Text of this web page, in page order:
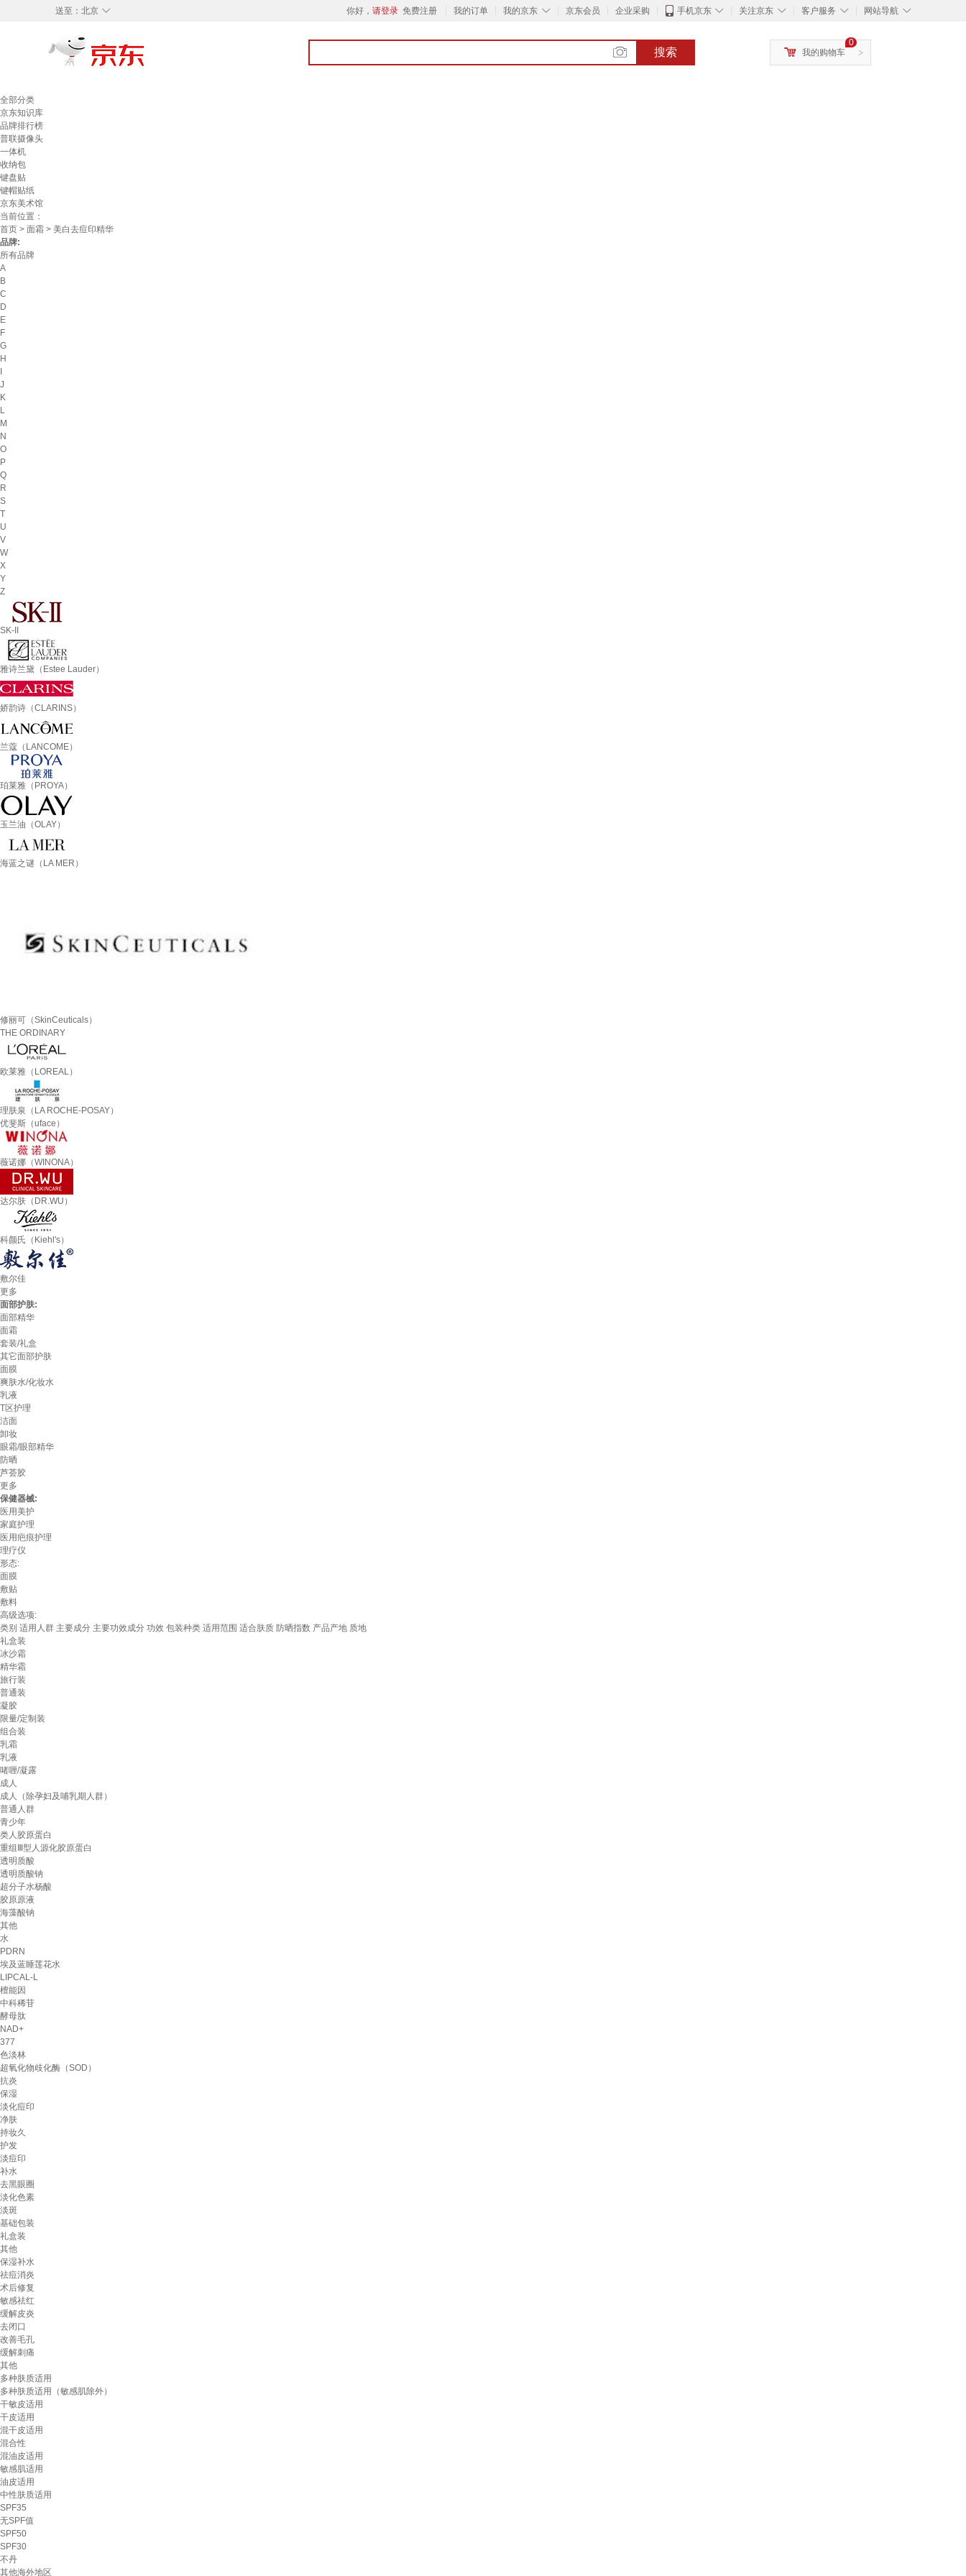
◇
送至： 北京 你好， 请登录 免费注册 我的订单 ◇
我的京东 京东会员 企业采购 ◇
手机京东 ◇
关注京东 ◇
客户服务 ◇
网站导航
搜索 >
0
我的购物车
全部分类
京东知识库
品牌排行榜
普联摄像头
一体机
收纳包
键盘贴
键帽贴纸
京东美术馆
当前位置：
首页 > 面霜 > 美白去痘印精华
品牌:
所有品牌
A
B
C
D
E
F
G
H
J
K
L
M
N
O
P
Q
R
S
T
U
V
W
X
Y
Z
SK-II
雅诗兰黛（Estee Lauder）
娇韵诗（CLARINS）
兰蔻（LANCOME）
珀莱雅（PROYA）
玉兰油（OLAY）
海蓝之谜（LA MER）
修丽可（SkinCeuticals）
THE ORDINARY
欧莱雅（LOREAL）
理肤泉（LA ROCHE-POSAY）
优斐斯（uface）
薇诺娜（WINONA）
达尔肤（DR.WU）
科颜氏（Kiehl's）
敷尔佳
更多
面部护肤:
面部精华
面霜
套装/礼盒
其它面部护肤
面膜
爽肤水/化妆水
乳液
T区护理
洁面
卸妆
眼霜/眼部精华
防晒
芦荟胶
更多
保健器械:
医用美护
家庭护理
医用疤痕护理
理疗仪
形态:
面膜
敷贴
敷料
高级选项:
类别 适用人群 主要成分 主要功效成分 功效 包装种类 适用范围 适合肤质 防晒指数 产品产地 质地
礼盒装
冰沙霜
精华霜
旅行装
普通装
凝胶
限量/定制装
组合装
乳霜
乳液
啫喱/凝露
成人
成人（除孕妇及哺乳期人群）
普通人群
青少年
类人胶原蛋白
重组Ⅲ型人源化胶原蛋白
透明质酸
透明质酸钠
超分子水杨酸
胶原原液
海藻酸钠
其他
水
PDRN
埃及蓝睡莲花水
LIPCAL-L
檀能因
中科稀苷
酵母肽
NAD+
377
色淡林
超氧化物歧化酶（SOD）
抗炎
保湿
淡化痘印
净肤
持妆久
护发
淡痘印
补水
去黑眼圈
淡化色素
淡斑
基础包装
礼盒装
其他
保湿补水
祛痘消炎
术后修复
敏感祛红
缓解皮炎
去闭口
改善毛孔
缓解刺痛
其他
多种肤质适用
多种肤质适用（敏感肌除外）
干敏皮适用
干皮适用
混干皮适用
混合性
混油皮适用
敏感肌适用
油皮适用
中性肤质适用
SPF35
无SPF值
SPF50
SPF30
不丹
其他海外地区